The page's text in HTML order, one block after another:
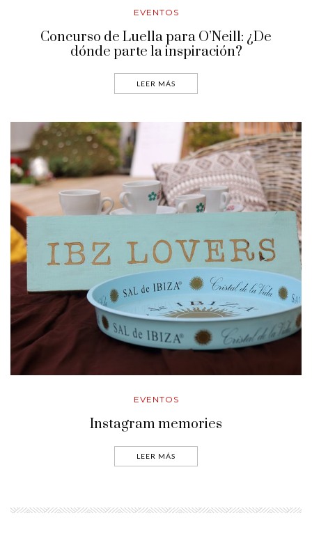
EVENTOS
Concurso de Luella para O’Neill: ¿De
dónde parte la inspiración?
LEER MÁS
EVENTOS
Instagram memories
LEER MÁS